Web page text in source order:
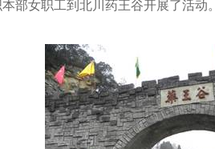
部女职工到北川药王谷开展了活动。